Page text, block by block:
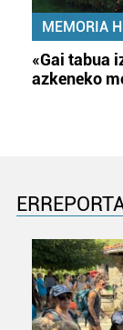
MEMORIA
«Gai tabua
azkeneko